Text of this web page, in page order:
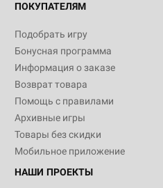
ПОКУПАТЕЛЯМ
Подобрать игру
Бонусная программа
Информация о заказе
Возврат товара
Помощь с правилами
Архивные игры
Товары без скидки
Мобильное приложение
НАШИ ПРОЕКТЫ